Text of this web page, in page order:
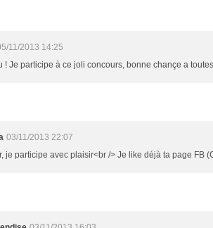
11/2013 14:25
! Je participe à ce joli concours, bonne chançe a
03/11/2013 22:07
je participe avec plaisir<br /> Je like déjà ta page FB